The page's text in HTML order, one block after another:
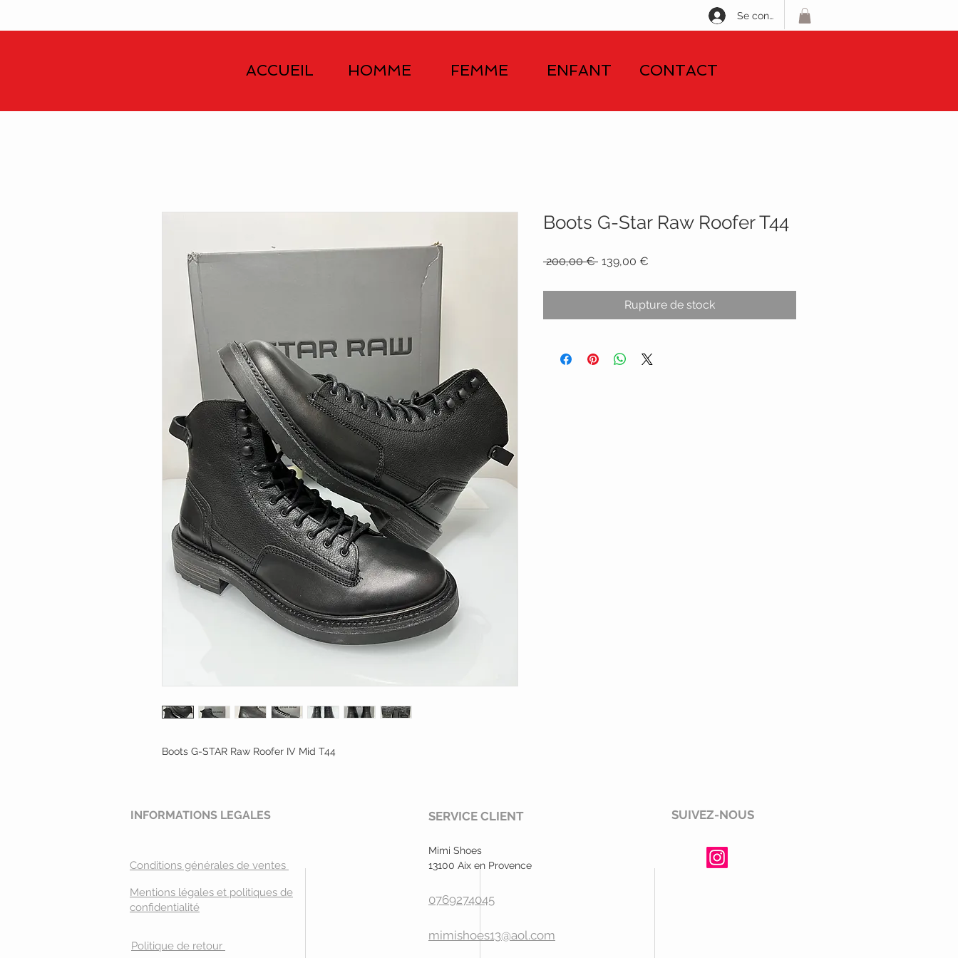
Se connecter
ACCUEIL HOMME FEMME ENFANT CONTACT
Boots G-STAR Raw Roofer IV Mid T44
Boots G-Star Raw Roofer T44
200,00 € Prix
139,00 €
Rupture de stock
INFORMATIONS LEGALES
Conditions générales de ventes
Mentions légales et politiques de
confidentialité
Politique de retour
SERVICE CLIENT
Mimi Shoes
13100 Aix en Provence
0769274045
mimishoes13@aol.com
SUIVEZ-NOUS